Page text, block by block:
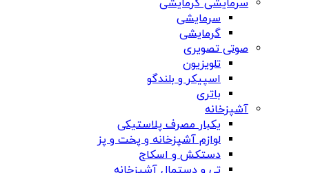
سرمایشی گرمایشی
سرمایشی
گرمایشی
صوتی تصویری
تلویزیون
اسپیکر و بلندگو
باتری
آشپزخانه
یکبار مصرف پلاستیکی
لوازم آشپزخانه و پخت و پز
دستکش و اسکاج